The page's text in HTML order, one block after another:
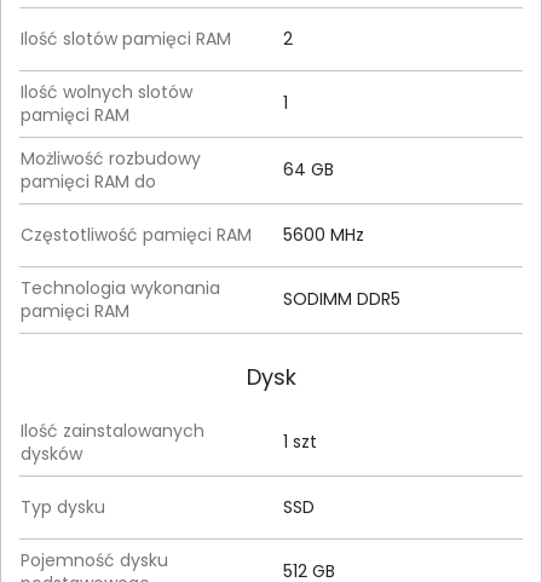
Ilość slotów pamięci RAM 2
Ilość wolnych slotów
pamięci RAM
1
Możliwość rozbudowy
pamięci RAM do
64 GB
Częstotliwość pamięci RAM 5600 MHz
Technologia wykonania
pamięci RAM
SODIMM DDR5
Dysk
Ilość zainstalowanych
dysków
1 szt
Typ dysku SSD
Pojemność dysku
512 GB